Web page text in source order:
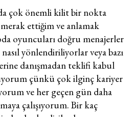
da çok önemli kilit bir nokta
ettiğim ve anlamak
oyuncuları doğru menajerler
yönlendiriliyorlar veya bazı
danışmadan teklifi kabul
çünkü çok ilginç kariyer
ve her geçen gün daha
çalışıyorum. Bir kaç